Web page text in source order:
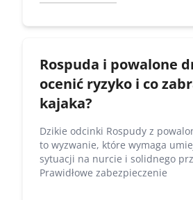
Rospuda i powalone
ocenić ryzyko i co
kajaka?
Dzikie odcinki Rospudy z
to wyzwanie, które wymaga
sytuacji na nurcie i solidnego
Prawidłowe zabezpieczenie